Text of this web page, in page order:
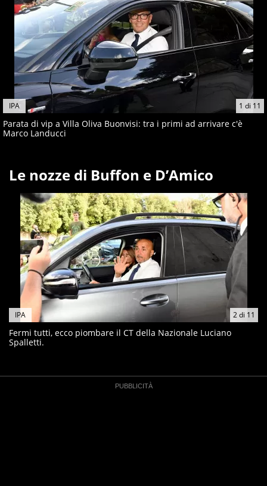
1 di 11
IPA
Parata di vip a Villa Oliva Buonvisi: tra i primi ad arrivare c'è
Marco Landucci
Le nozze di Buffon e D’Amico
2di 11
IPA
Fermi tutti, ecco piombare il CT della Nazionale Luciano
Spalletti.